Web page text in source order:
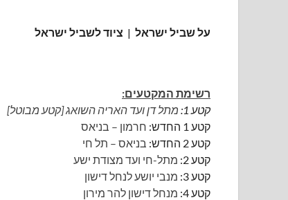
על שביל ישראל | ציוד לשביל ישראל
רשימת המקטעים:
קטע 1:
מתל דן ועד האריה השואג [קטע מבוטל]
קטע 1 החדש:
חרמון – בניאס
קטע 2 החדש:
בניאס – תל חי
קטע 2:
מתל-חי ועד מצודת ישע
קטע 3:
מנבי יושע לנחל דישון
קטע 4:
מנחל דישון להר מירון